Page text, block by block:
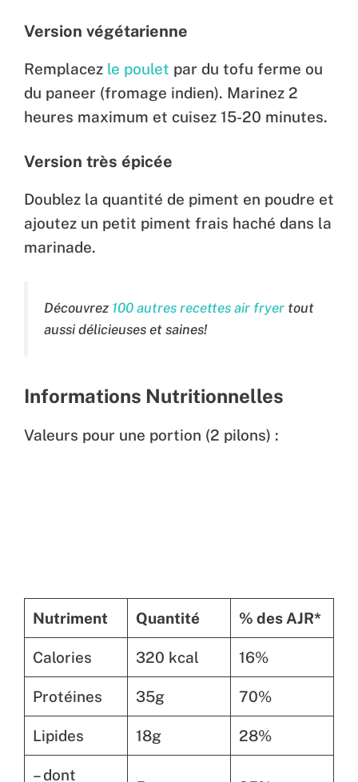
Version végétarienne
Remplacez le poulet par du tofu ferme ou
du paneer (fromage indien). Marinez 2
heures maximum et cuisez 15-20 minutes.
Version très épicée
Doublez la quantité de piment en poudre et
ajoutez un petit piment frais haché dans la
marinade.
Découvrez 100 autres recettes air fryer tout
aussi délicieuses et saines!
Informations Nutritionnelles
Valeurs pour une portion (2 pilons) :
Nutriment Quantité % des AJR*
Calories 320 kcal 16%
Protéines 35g 70%
Lipides 18g 28%
– dont